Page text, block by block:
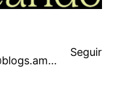
@ribadeando@blogs.amarinha.gal
Seguir